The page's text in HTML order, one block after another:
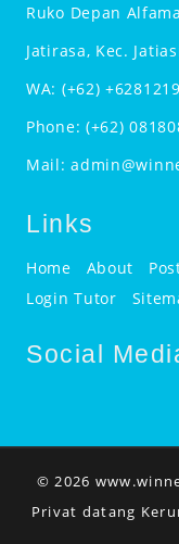
Ruko Depan
Jatirasa, Kec.
WA: (+62)
Phone: (+62)
Mail:
Links
Home About
Login Tutor
Social
© 2026
Privat datang